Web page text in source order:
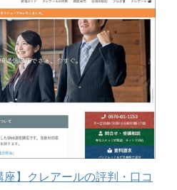
座】クレアールの評判・口コ